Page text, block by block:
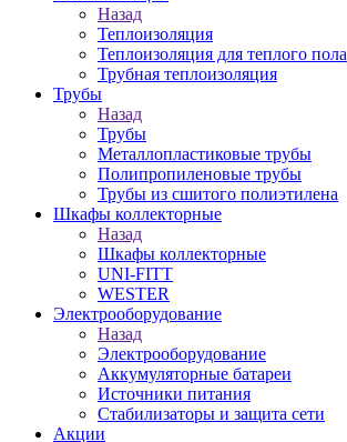
Назад
Теплоизоляция
Теплоизоляция для теплого пола
Трубная теплоизоляция
Трубы
Назад
Трубы
Металлопластиковые трубы
Полипропиленовые трубы
Трубы из сшитого полиэтилена
Шкафы коллекторные
Назад
Шкафы коллекторные
UNI-FITT
WESTER
Электрооборудование
Назад
Электрооборудование
Аккумуляторные батареи
Источники питания
Стабилизаторы и защита сети
Акции